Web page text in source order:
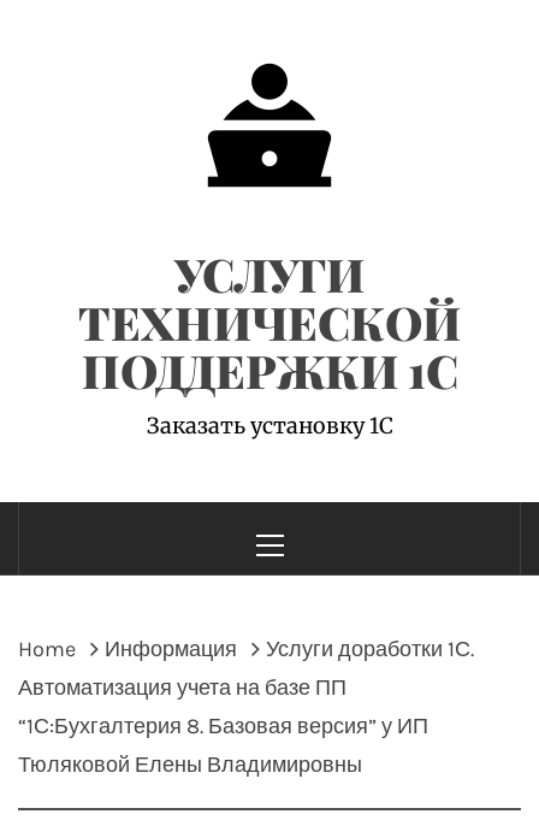
УСЛУГИ
ТЕХНИЧЕСКОЙ
ПОДДЕРЖКИ 1С
Заказать установку 1С
Menu
Home Информация
Услуги доработки 1С.
Автоматизация учета на базе ПП
“1С:Бухгалтерия 8. Базовая версия” у ИП
Тюляковой Елены Владимировны